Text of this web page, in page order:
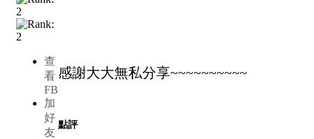
查
看
FB
加
好
友
感謝大大無私分享~~~~~~~~~~
點評